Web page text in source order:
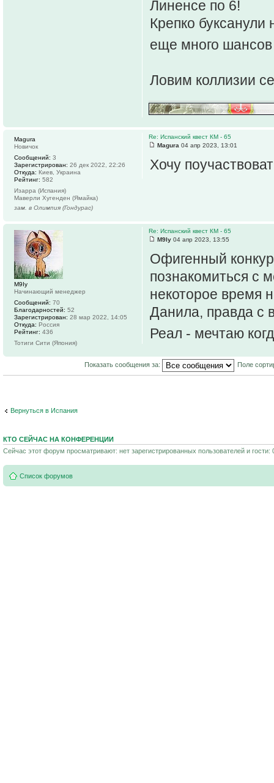
Линенсе по 6!
Крепко буксанули
еще много шансов
Ловим коллизии
Re: Испанский квест КМ - 65
Magura 04 апр 2023, 13:01
Хочу
Magura
Новичок
Сообщений: 3
Зарегистрирован: 26 дек 2022, 22:26
Откуда: Киев, Украина
Рейтинг: 582
Изарра (Испания)
Маверли Хугенден (Ямайка)
зам. в Олимпия (Гондурас)
Re: Испанский квест КМ - 65
M9Iy 04 апр 2023, 13:55
Офигенный
познакомиться с
некоторое время
Данила, правда с
Реал - мечтаю
M9Iy
Начинающий менеджер
Сообщений: 70
Благодарностей: 52
Зарегистрирован: 28 мар 2022, 14:05
Откуда: Россия
Рейтинг: 436
Тотиги Сити (Япония)
Показать сообщения за: Поле
Вернуться в Испания
КТО СЕЙЧАС НА КОНФЕРЕНЦИИ
Сейчас этот форум просматривают: нет зарегистрированных пользователей и гости:
Список форумов